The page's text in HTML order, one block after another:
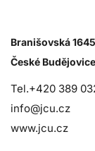
Branišovská
České Budějovice
Tel.+420 389
info@jcu.cz
www.jcu.cz